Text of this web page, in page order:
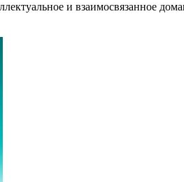
и взаимосвязанное